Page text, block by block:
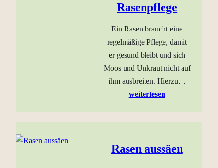
Rasenpflege
Ein Rasen braucht eine
regelmäßige Pflege, damit
er gesund bleibt und sich
Moos und Unkraut nicht auf
ihm ausbreiten. Hierzu…
weiterlesen
Rasen aussäen